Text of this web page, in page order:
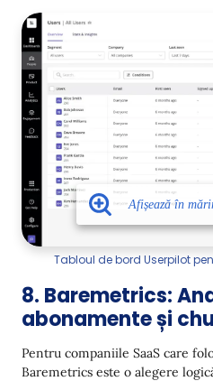
Tabloul de bord Userpilot
8. Baremetrics:
abonamente și
Pentru companiile SaaS care
Baremetrics este o alegere